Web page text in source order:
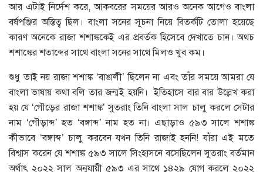
আর এটাই নির্দেশ করে, আকবরের সময়ের আরও অনেক আগেও বাংলা
বর্ষপঞ্জির অস্তিত্ব ছিল। বাংলা সনের সূচনা নিয়ে বিতর্কটি তোলা হয়েছে
কারণ অনেকে রাজা শশাঙ্ককেই এর প্রবর্তক হিসেবে দেখাতে চান। অথচ
শশাঙ্কের শতাব্দের সাথে বাংলা সনের সাথে মিলও খুব কম।
শুধু তাই নয় রাজা শশাঙ্ক ‘বাঙালী’ ছিলেন না এবং তাঁর সময়ে আমরা যে
বাংলা ভাষায় কথা বলি তার জন্মই হয়নি। ইতিহাসে বার বার উল্লেখ করা
হয় যে ‘গৌড়ের রাজা শশাঙ্ক’ সুতরাং তিনি বাংলা সাল চালু করলে সেটার
নাম ‘গৌড়াব্দ’ হত ‘বঙ্গাব্দ’ নাম হত না। এছাড়াও ৫৯৩ সালে শশাঙ্ক
কীভাবে ‘বঙ্গাব্দ’ চালু করবেন যখন তিনি রাজাই হননি! যাঁরা এই মতে
বিশ্বাস করেন যে শশাঙ্ক ৫৯৩ সালে সিংহাসনে বসেছিলেন সুতরাং বর্তমান
অর্থাৎ ২০২২ সাল অনুযায়ী ৫৯৩ এর সাথে ১৪২৯ যোগ করলে ২০২২